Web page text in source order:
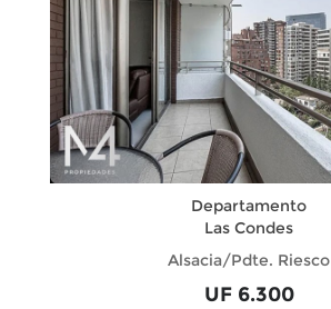
Departamento
Las Condes
Alsacia/Pdte. Riesco
UF 6.300